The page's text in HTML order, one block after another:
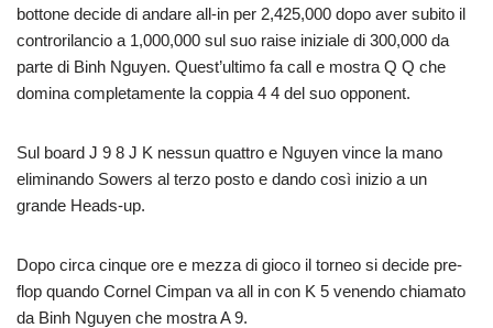
bottone decide di andare all-in per 2,425,000 dopo aver subito il
controrilancio a 1,000,000 sul suo raise iniziale di 300,000 da
parte di Binh Nguyen. Quest’ultimo fa call e mostra Q Q che
domina completamente la coppia 4 4 del suo opponent.
Sul board J 9 8 J K nessun quattro e Nguyen vince la mano
eliminando Sowers al terzo posto e dando così inizio a un
grande Heads-up.
Dopo circa cinque ore e mezza di gioco il torneo si decide pre-
flop quando Cornel Cimpan va all in con K 5 venendo chiamato
da Binh Nguyen che mostra A 9.